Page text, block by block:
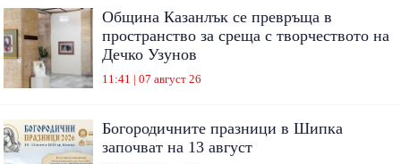
Община Казанлък се превръща в
пространство за среща с творчеството на
Дечко Узунов
11:41 | 07 август 26
Богородичните празници в Шипка
започват на 13 август